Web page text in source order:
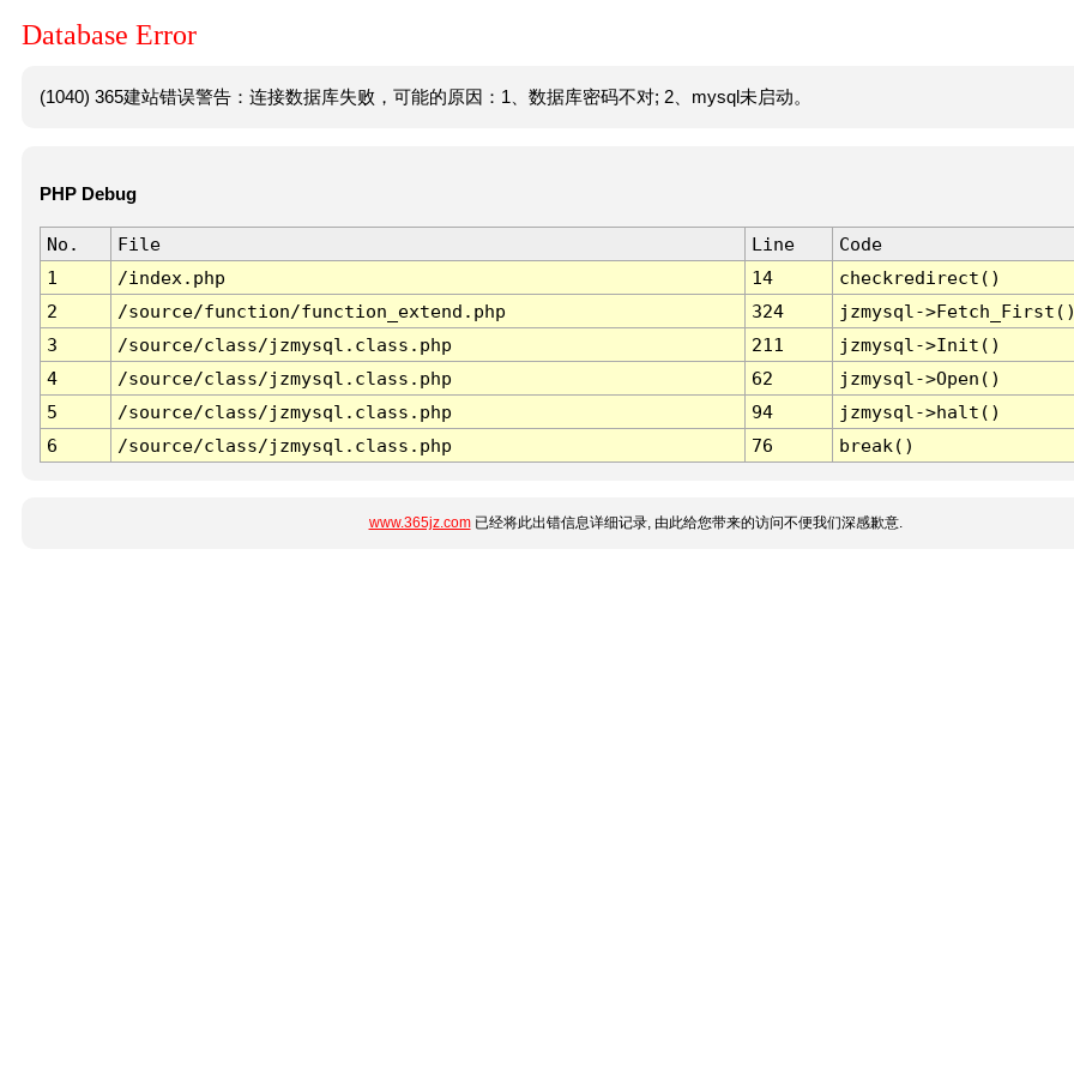
Database Error
(1040) 365建站错误警告：连接数据库失败，可能的原因：1、数据库密码不对; 2、mysql未启动。
PHP Debug
No. File Line
Code
1
/index.php 14
checkredirect()
2
/source/function/function_extend.php 324
jzmysql-
3
/source/class/jzmysql.class.php 211
jzmysql->Init()
4
/source/class/jzmysql.class.php 62
jzmysql->Open()
5
/source/class/jzmysql.class.php 94
jzmysql->halt()
6
/source/class/jzmysql.class.php 76 break()
www.365jz.com已经将此出错信息详细记录, 由此给您带来的访问不便我们深感歉意.